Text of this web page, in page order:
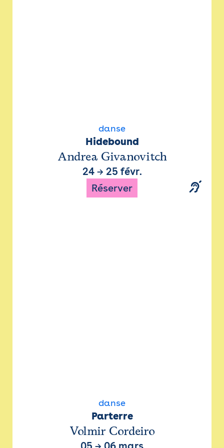
danse
Hidebound
Andrea Givanovitch
24→ 25 févr.
Réserver
danse
Parterre
Volmir Cordeiro